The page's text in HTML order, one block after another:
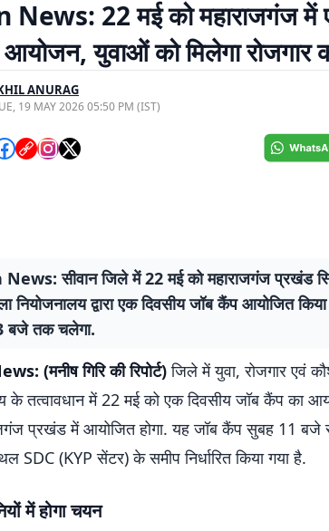
News: 22 मई को महाराजगंज में
युवाओं को मिलेगा रोजगार
ANURAG
19 MAY 2026 05:50 PM (IST)
सीवान जिले में 22 मई को महाराजगंज प्रखंड
नियोजनालय द्वारा एक दिवसीय जॉब कैंप आयोजित
बजे तक चलेगा.
(मनीष गिरि की रिपोर्ट)जिले में युवा, रोजगार एवं
के तत्वावधान में 22 मई को एक दिवसीय जॉब कैंप का
प्रखंड में आयोजित होगा. यह जॉब कैंप सुबह 11
SDC (KYP सेंटर) के समीप निर्धारित किया गया है.
में होगा चयन